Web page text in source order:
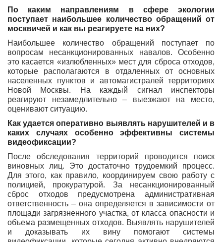
По каким направлениям в сфере экологии
поступает наибольшее количество обращений от
москвичей и как вы реагируете на них?
Наибольшее количество обращений поступает по
вопросам несанкционированных навалов. Особенно
это касается «излюбленных» мест для сброса отходов,
которые располагаются в отдаленных от основных
населенных пунктов и автомагистралей территориях
Новой Москвы. На каждый сигнал инспекторы
реагируют незамедлительно – выезжают на место,
оценивают ситуацию.
Как удается оперативно выявлять нарушителей и в
каких случаях особенно эффективны системы
видеофиксации?
После обследования территорий проводится поиск
виновных лиц. Это достаточно трудоемкий процесс.
Для этого, как правило, координируем свою работу с
полицией, прокуратурой. За несанкционированный
сброс отходов предусмотрена административная
ответственность – она определяется в зависимости от
площади загрязненного участка, от класса опасности и
объема размещенных отходов. Выявлять нарушителей
и доказывать их вину помогают системы